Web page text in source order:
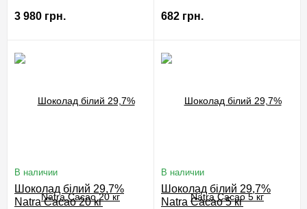
3 980 грн. 682 грн.
В наличии
Шоколад білий 29,7%
Natra Cacao 20 кг
В наличии
Шоколад білий 29,7%
Natra Cacao 5 кг